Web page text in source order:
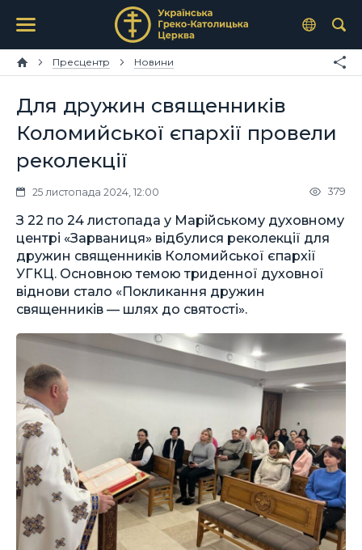
Пресцентр Новини
Для дружин священників
Коломийської єпархії провели
реколекції
25 листопада 2024, 12:00 379
З 22 по 24 листопада у Марійському духовному
центрі «Зарваниця» відбулися реколекції для
дружин священників Коломийської єпархії
УГКЦ. Основною темою триденної духовної
віднови стало «Покликання дружин
священників — шлях до святості».